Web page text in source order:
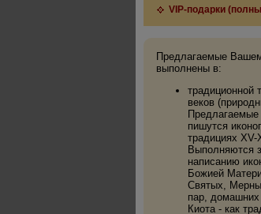
VIP-подарки
Предлагаемые
выполнены в:
традиционной
веков
пишутся
традициях XV-
Выполняются
написанию
Божией
Святых,
пар, домашних
Киота - как